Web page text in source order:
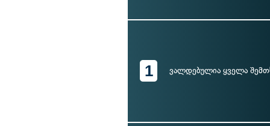
1 ვალდებულია ყველა